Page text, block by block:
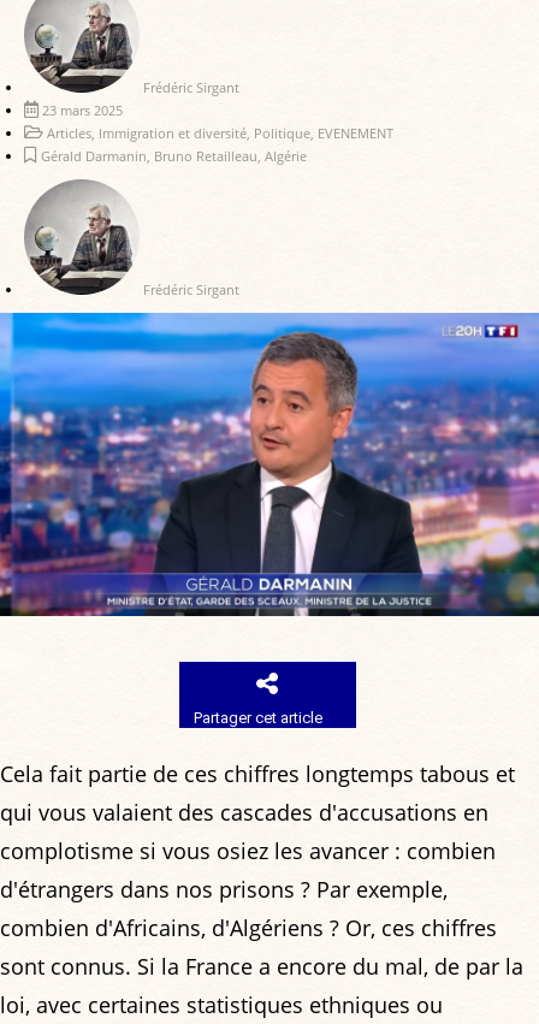
Frédéric Sirgant
23 mars 2025
Articles, Immigration et diversité, Politique, EVENEMENT
Gérald Darmanin, Bruno Retailleau, Algérie
Frédéric Sirgant
Partager cet article
Cela fait partie de ces chiffres longtemps tabous et
qui vous valaient des cascades d'accusations en
complotisme si vous osiez les avancer : combien
d'étrangers dans nos prisons ? Par exemple,
combien d'Africains, d'Algériens ? Or, ces chiffres
sont connus. Si la France a encore du mal, de par la
loi, avec certaines statistiques ethniques ou